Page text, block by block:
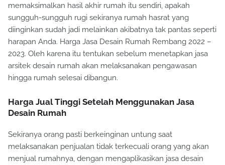
memaksimalkan hasil akhir rumah itu sendiri, apakah
sungguh-sungguh rugi sekiranya rumah hasrat yang
diinginkan sudah jadi melainkan akibatnya tak pantas seperti
harapan Anda. Harga Jasa Desain Rumah Rembang 2022 –
2023. Oleh karena itu tentukan sebelum menetapkan jasa
arsitek desain rumah akan melaksanakan pengawasan
hingga rumah selesai dibangun.
Harga Jual Tinggi Setelah Menggunakan Jasa
Desain Rumah
Sekiranya orang pasti berkeinginan untung saat
melaksanakan penjualan tidak terkecuali orang yang akan
menjual rumahnya, dengan mengaplikasikan jasa desain